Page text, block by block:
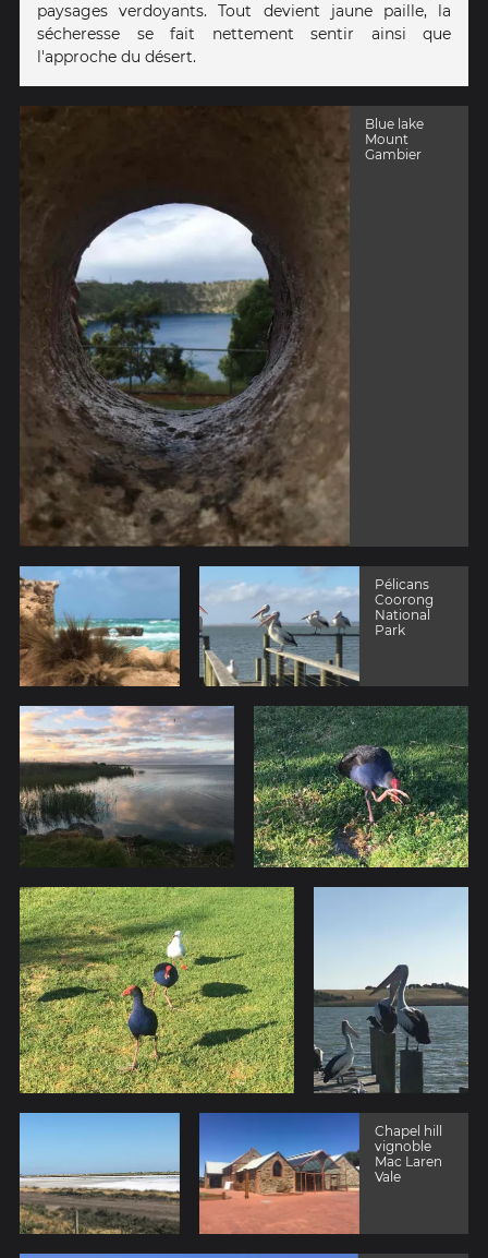
paysages verdoyants. Tout devient jaune paille, la
sécheresse se fait nettement sentir ainsi que
l'approche du désert.
Blue lake
Mount
Gambier
Pélicans
Coorong
National
Park
Chapel hill
vignoble
Mac Laren
Vale